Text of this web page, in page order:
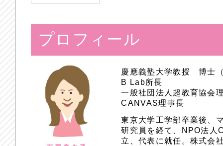
プロフィール
慶應義塾大学教授 博士
B Lab所長
一般社団法人超教育協会
CANVAS理事長
東京大学工学部卒業後、
研究員を経て、NPO法人
立、代表に就任。株式会